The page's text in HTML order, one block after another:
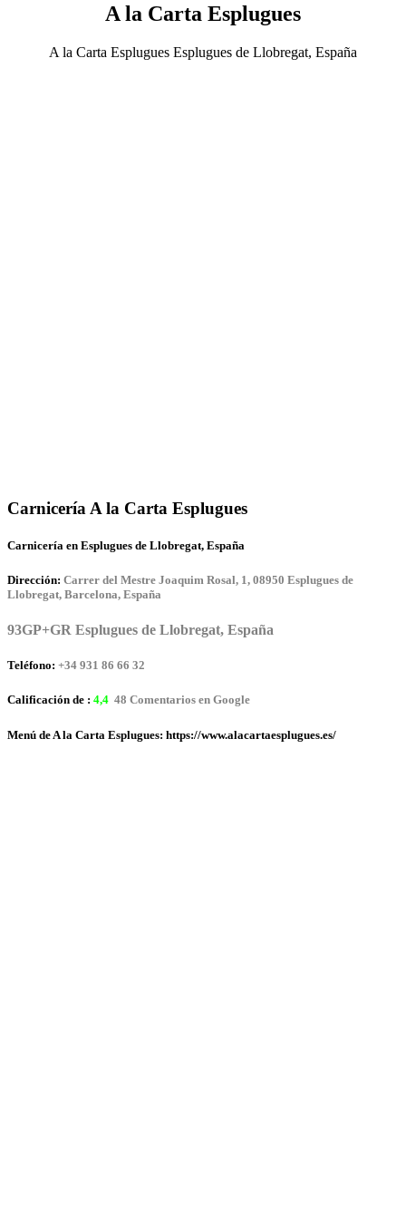
A la Carta Esplugues
A la Carta Esplugues Esplugues de Llobregat, España
Carnicería A la Carta Esplugues
Carnicería en Esplugues de Llobregat, España
Dirección: Carrer del Mestre Joaquim Rosal, 1, 08950 Esplugues de
Llobregat, Barcelona, España
93GP+GR Esplugues de Llobregat, España
Teléfono: +34 931 86 66 32
Calificación de : 4,4 48 Comentarios en Google
Menú de A la Carta Esplugues: https://www.alacartaesplugues.es/